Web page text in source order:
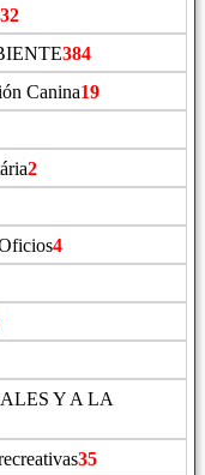
32
384
Canina19
2
4
Y A LA
35